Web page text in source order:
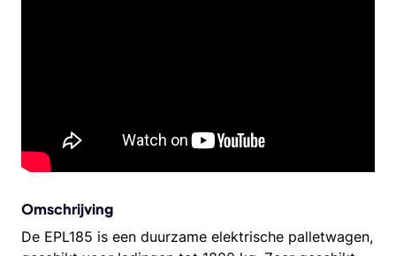
Omschrijving
De EPL185 is een duurzame elektrische palletwagen,